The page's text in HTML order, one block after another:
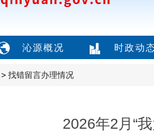
沁源概况 时政动
> 找错留言办理情况
2026年2月“